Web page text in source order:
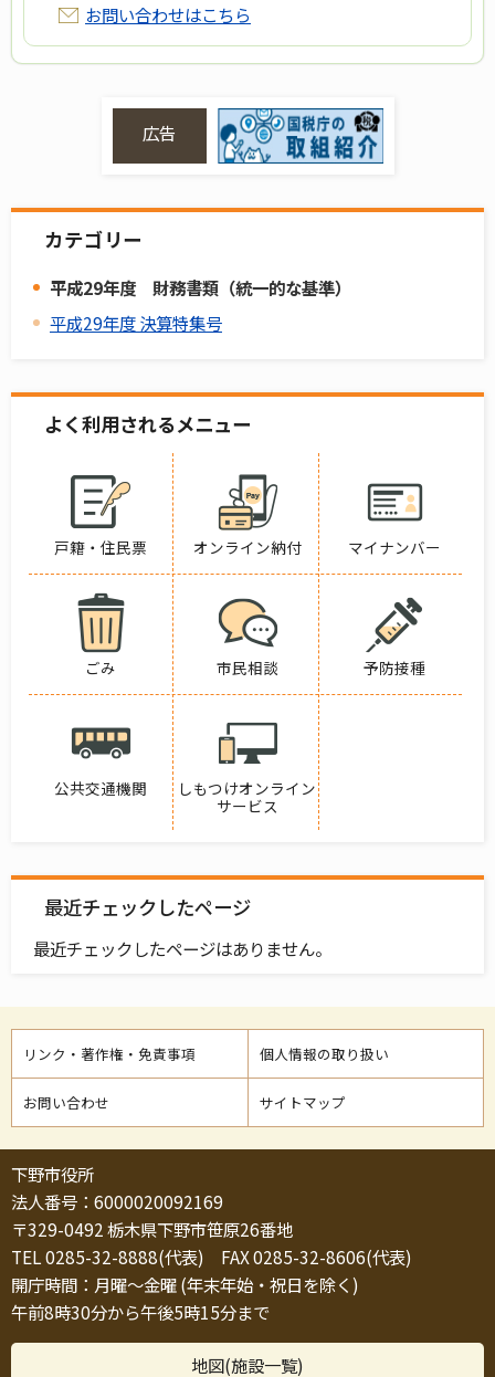
お問い合わせはこちら
広告
カテゴリー
平成29年度 財務書類（統一的な基準）
平成29年度 決算特集号
よく利用されるメニュー
戸籍・住民票 オンライン納付 マイナンバー
ごみ 市民相談 予防接種
公共交通機関
しもつけオンライン
サービス
最近チェックしたページ
最近チェックしたページはありません。
リンク・著作権・免責事項 個人情報の取り扱い
お問い合わせ サイトマップ
下野市役所
法人番号：6000020092169
〒329-0492 栃木県下野市笹原26番地
TEL 0285-32-8888(代表) FAX 0285-32-8606(代表)
開庁時間：月曜～金曜 (年末年始・祝日を除く)
午前8時30分から午後5時15分まで
地図(施設一覧)